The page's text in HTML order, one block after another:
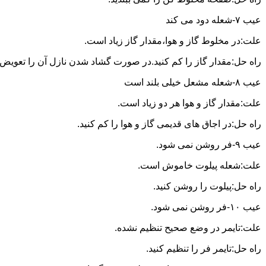
عیب ۷-شعله دود می کند
علت:در مخلوط گاز و هوا،مقدار گاز زیاد است.
راه حل:مقدار گاز را کم کنید.در صورت گشاد شدن نازل آن را تعویض
عیب ۸-شعله مشعل خیلی بلند است
علت:مقدار گاز و هوا هر دو زیاد است.
راه حل:در اجاق های قدیمی گاز و هوا را کم کنید.
عیب ۹-فر روشن نمی شود.
علت:شعله پیلوت خاموش است.
راه حل:پیلوت را روشن کنید.
عیب ۱۰-فر روشن نمی شود.
علت:تایمر در وضع صحیح تنظیم نشده.
راه حل:تایمر فر را تنظیم کنید.